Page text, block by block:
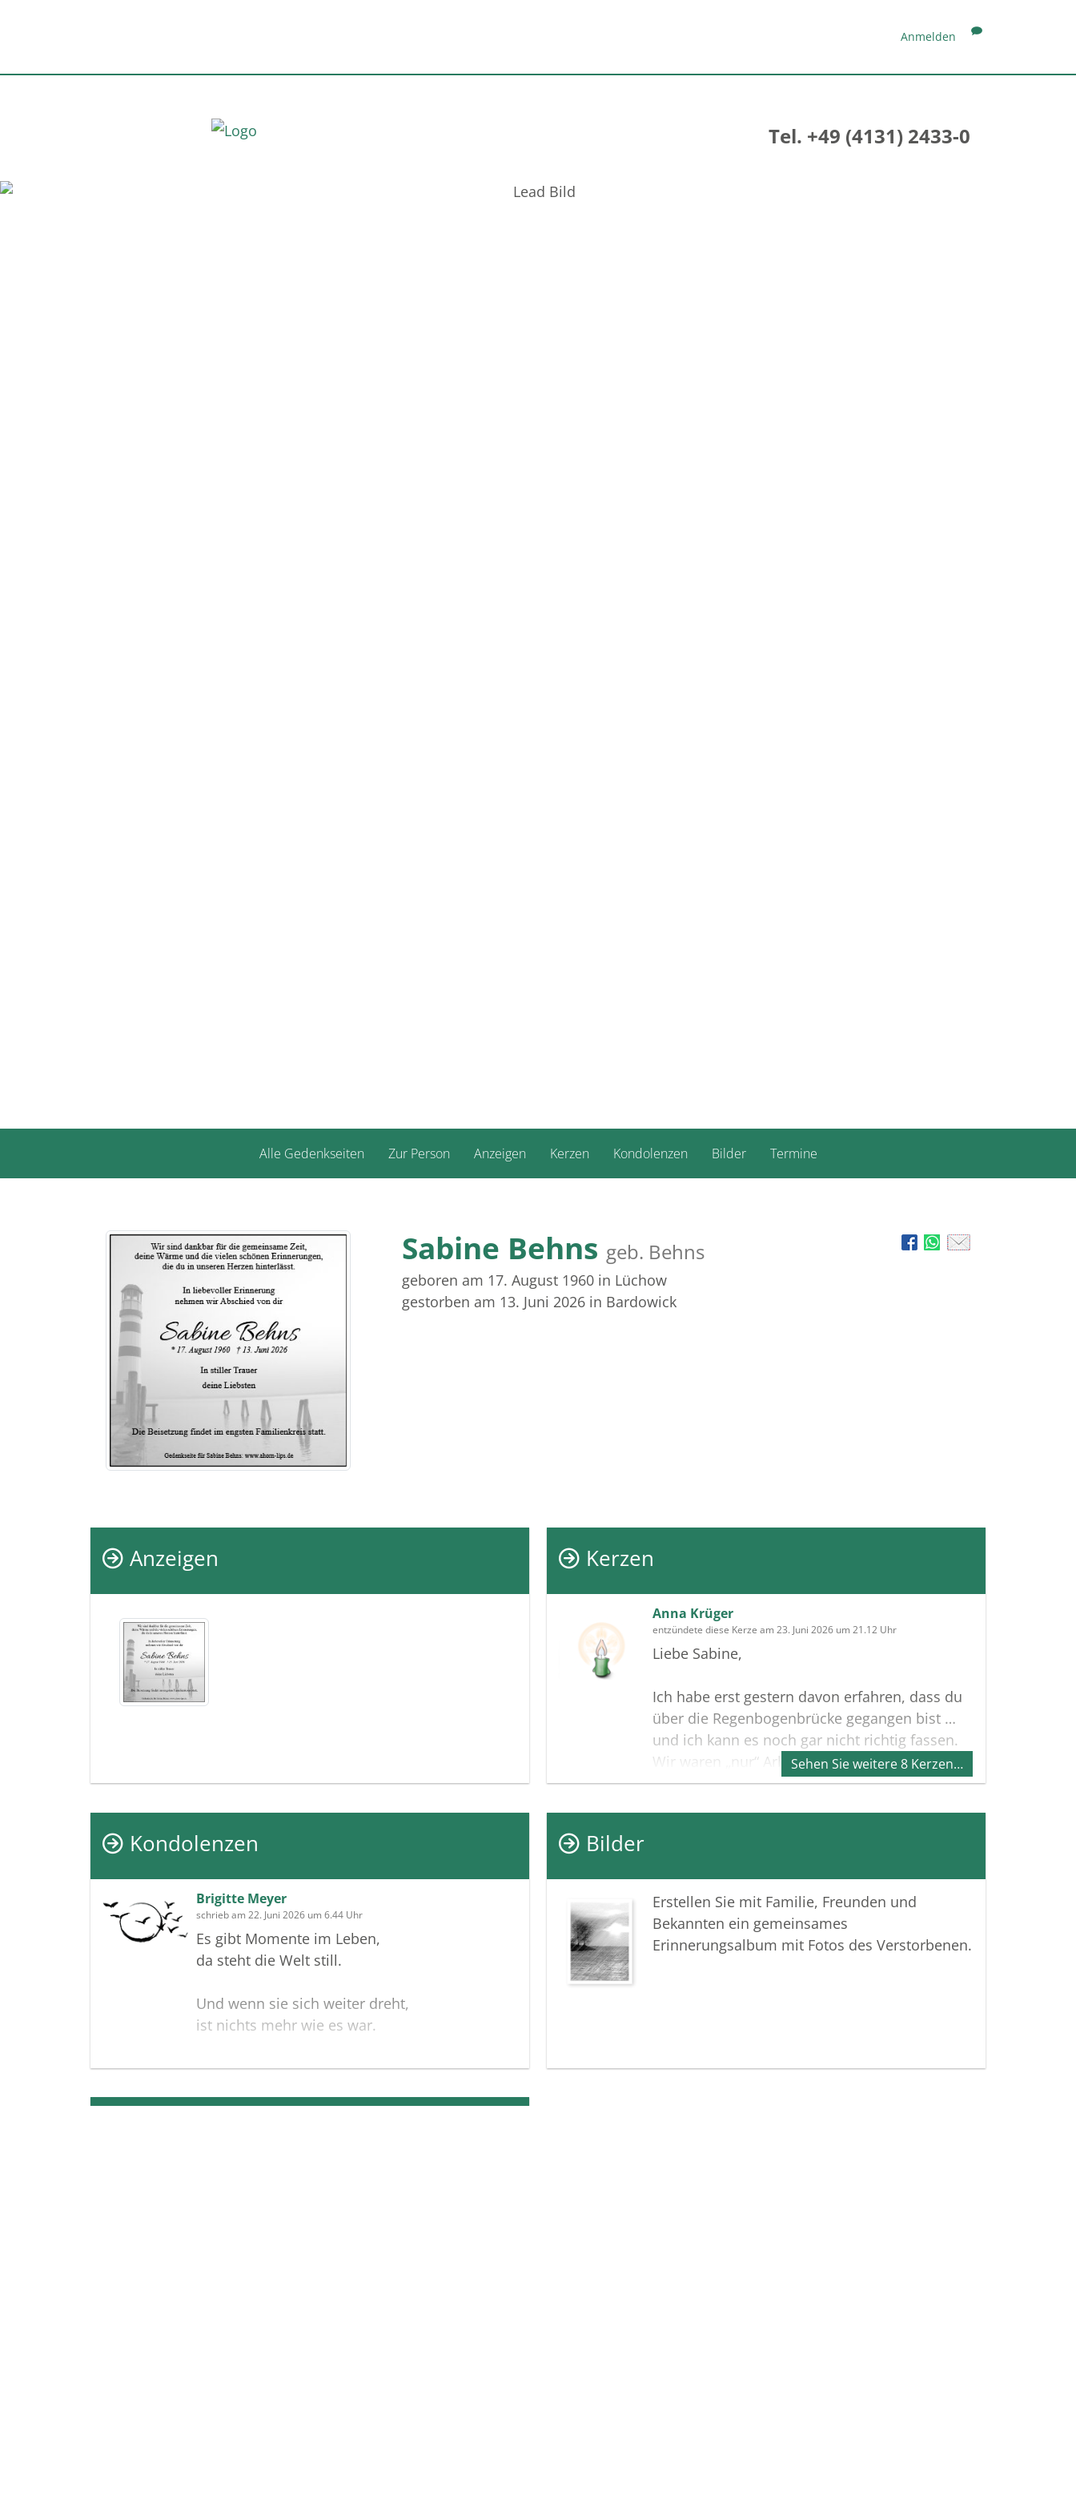
Anmelden
Tel. +49 (4131) 2433-0
Alle Gedenkseiten Zur Person Anzeigen Kerzen Kondolenzen Bilder Termine
Sabine Behns geb. Behns
geboren am 17. August 1960 in Lüchow
gestorben am 13. Juni 2026 in Bardowick
Anzeigen Kerzen
Anna Krüger
entzündete diese Kerze am 23. Juni 2026 um 21.12 Uhr
Liebe Sabine,
Ich habe erst gestern davon erfahren, dass du
über die Regenbogenbrücke gegangen bist …
und ich kann es noch gar nicht richtig fassen.
Wir waren „nur“ Arbeitskolleginnen und du
hast mir mehr als einmal bei den komplizierten
Ich werde dich in guter Erinnerung behalten
und wünsche deiner Familie viel Kraft.
Von Herzen
Anna
Sehen Sie weitere 8 Kerzen…
Kondolenzen
Brigitte Meyer
schrieb am 22. Juni 2026 um 6.44 Uhr
Es gibt Momente im Leben,
da steht die Welt still.
Und wenn sie sich weiter dreht,
ist nichts mehr wie es war.
Lieber Florian, liebe Familie Behns,
die traurige Nachricht.
Bilder
Erstellen Sie mit Familie, Freunden und
Bekannten ein gemeinsames
Erinnerungsalbum mit Fotos des Verstorbenen.